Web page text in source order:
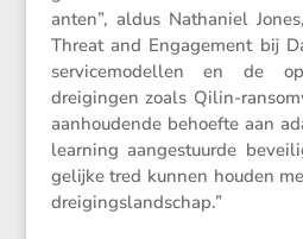
anten”, aldus Natha­niel
Threat and Engage­ment bij
servi­ce­mo­dellen en de
dreigingen zoals Qilin-
aanhou­dende behoefte aan
learning aange­stuurde
gelijke tred kunnen houden
dreigingslandschap.”